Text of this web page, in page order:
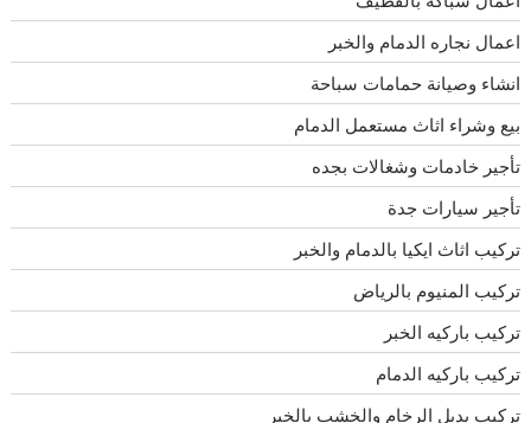
اعمال نجاره الدمام والخبر
انشاء وصيانة حمامات سباحة
بيع وشراء اثاث مستعمل الدمام
تأجير خادمات وشغالات بجده
تأجير سيارات جدة
تركيب اثاث ايكيا بالدمام والخبر
تركيب المنيوم بالرياض
تركيب باركيه الخبر
تركيب باركيه الدمام
تركيب بديل الرخام والخشب بالخبر